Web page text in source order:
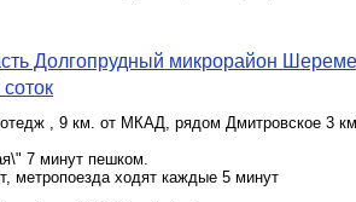
Долгопрудный микрорайон
, 9 км. от МКАД, рядом Дмитровское 3
7 минут пешком.
метропоезда ходят каждые 5 минут